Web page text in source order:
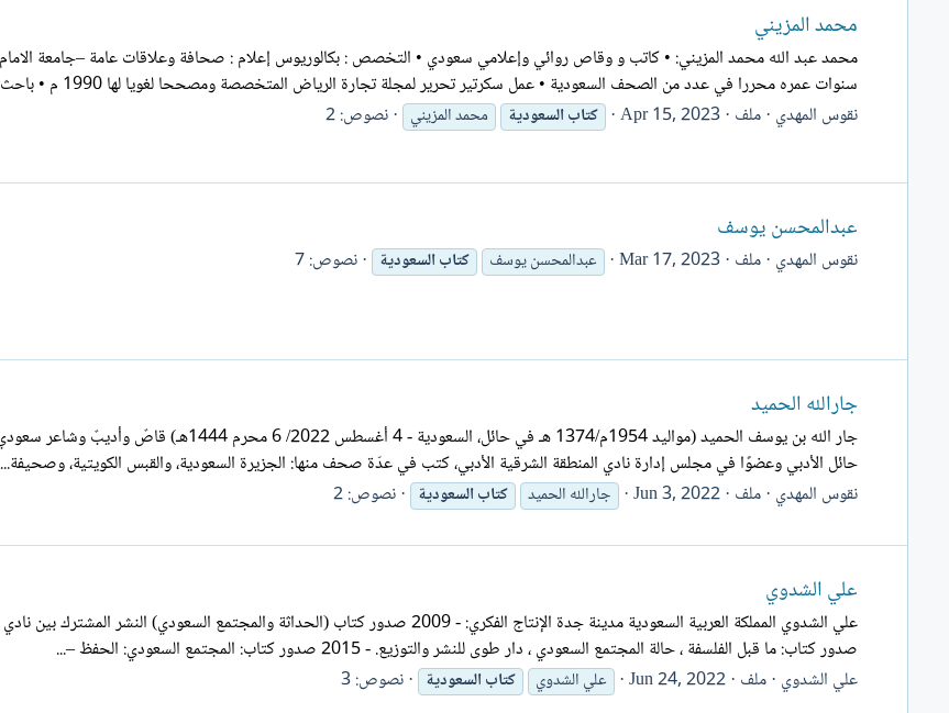
محمد المزيني
سنوات عمره محررا في عدد من الصحف السعودية • عمل سكرتير تحرير لمجلة تجارة الرياض المتخصصة ومصححا لغويا لها 1990 م • باحث مكتبات...
نقوس المهدي ملف Apr 15, 2023 كتابالسعودية محمد المزيني نصوص: 2
عبدالمحسن يوسف
نقوس المهدي ملف Mar 17, 2023 عبدالمحسن يوسف كتابالسعودية نصوص: 7
جارالله الحميد
حائل الأدبي وعضوًا في مجلس إدارة نادي المنطقة الشرقية الأدبي، كتب في عدّة صحف منها: الجزيرة السعودية، والقبس الكويتية، وصحيفة...
نقوس المهدي ملف Jun 3, 2022 جارالله الحميد كتابالسعودية نصوص: 2
علي الشدوي
صدور كتاب: ما قبل الفلسفة ، حالة المجتمع السعودي ، دار طوى للنشر والتوزيع. - 2015 صدور كتاب: المجتمع السعودي: الحفظ –...
علي الشدوي ملف Jun 24, 2022 علي الشدوي كتابالسعودية نصوص: 3